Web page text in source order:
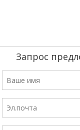
Запрос